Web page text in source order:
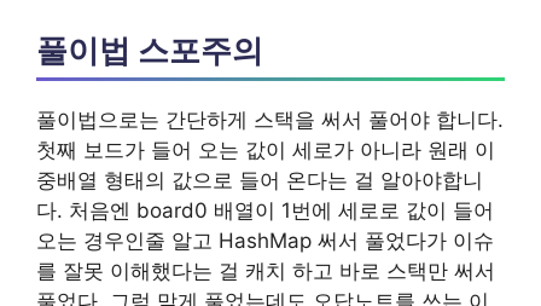
풀이법 스포주의
풀이법으로는 간단하게 스택을 써서 풀어야 합니다.
첫째 보드가 들어 오는 값이 세로가 아니라 원래 이
중배열 형태의 값으로 들어 온다는 걸 알아야합니
다. 처음엔 board0 배열이 1번에 세로로 값이 들어
오는 경우인줄 알고 HashMap 써서 풀었다가 이슈
를 잘못 이해했다는 걸 캐치 하고 바로 스택만 써서
풀었다. 그럼 맞게 풀었는데도 오답노트를 쓰는 이